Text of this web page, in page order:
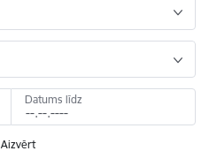
Datums līdz
Aizvērt